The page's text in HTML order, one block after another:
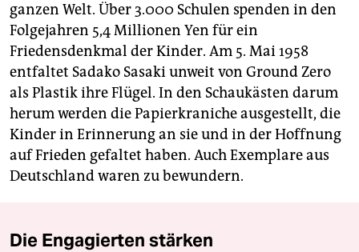
ganzen Welt. Über 3.000 Schulen spenden in den
Folgejahren 5,4 Millionen Yen für ein
Friedensdenkmal der Kinder. Am 5. Mai 1958
entfaltet Sadako Sasaki unweit von Ground Zero
als Plastik ihre Flügel. In den Schaukästen darum
herum werden die Papierkraniche ausgestellt, die
Kinder in Erinnerung an sie und in der Hoffnung
auf Frieden gefaltet haben. Auch Exemplare aus
Deutschland waren zu bewundern.
Die Engagierten stärken